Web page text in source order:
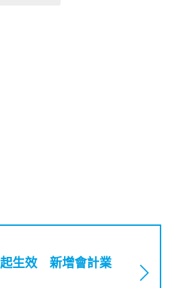
起生效 新增會計業